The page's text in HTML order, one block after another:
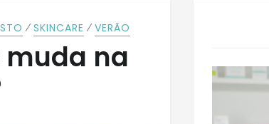
⁄ SKINCARE ⁄ VERÃO
muda na